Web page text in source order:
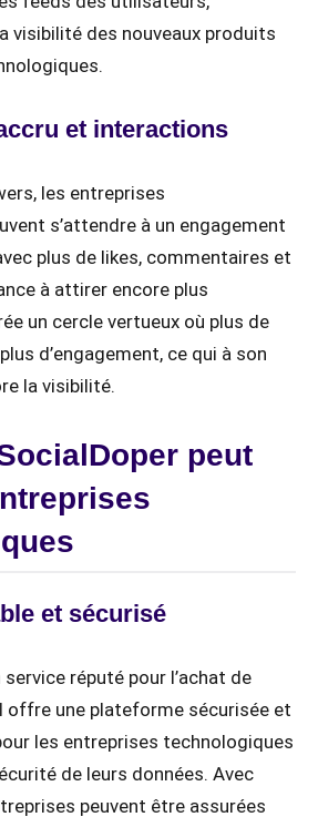
visibilité des nouveaux produits
et interactions
les entreprises
s’attendre à un engagement
plus de likes, commentaires et
à attirer encore plus
un cercle vertueux où plus de
d’engagement, ce qui à son
la visibilité.
peut
et sécurisé
service réputé pour l’achat de
offre une plateforme sécurisée et
les entreprises technologiques
de leurs données. Avec
peuvent être assurées